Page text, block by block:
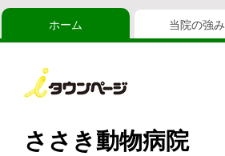
ホーム 当院の強み
ささき動物病院